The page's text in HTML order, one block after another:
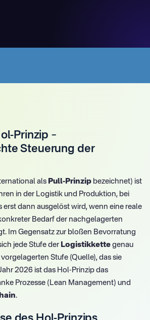
Prinzip –
Steuerung der
als Pull-Prinzip bezeichnet) ist
in der Logistik und Produktion, bei
erst dann ausgelöst wird, wenn eine reale
Bedarf der nachgelagerten
Im Gegensatz zur bloßen Bevorratung
jede Stufe der Logistikkette genau
Stufe (Quelle), das sie
2026 ist das Hol-Prinzip das
Prozesse (Lean Management) und
.